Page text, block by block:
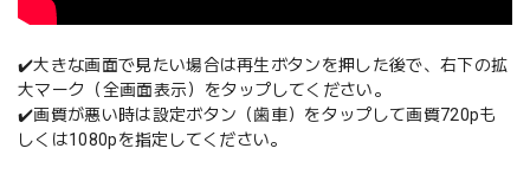
✔️大きな画面で見たい場合は再生ボタンを押した後で、右下の拡
大マーク（全画面表示）をタップしてください。
✔️画質が悪い時は設定ボタン（歯車）をタップして画質720pも
しくは1080pを指定してください。